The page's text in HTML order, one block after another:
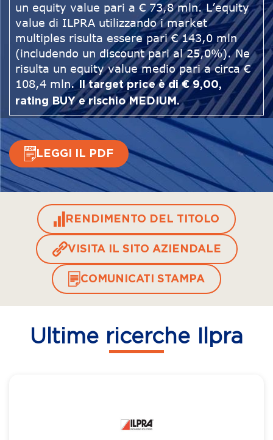
un equity value pari a € 73,8 mln. L’equity
value di ILPRA utilizzando i market
multiples risulta essere pari € 143,0 mln
(includendo un discount pari al 25,0%). Ne
risulta un equity value medio pari a circa €
108,4 mln. Il target price è di € 9,00,
rating BUY e rischio MEDIUM.
LEGGI IL PDF
RENDIMENTO DEL TITOLO
VISITA IL SITO AZIENDALE
COMUNICATI STAMPA
Ultime ricerche Ilpra